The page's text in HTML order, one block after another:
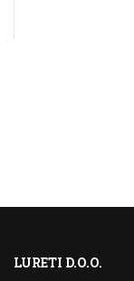
LURETI D.O.O.